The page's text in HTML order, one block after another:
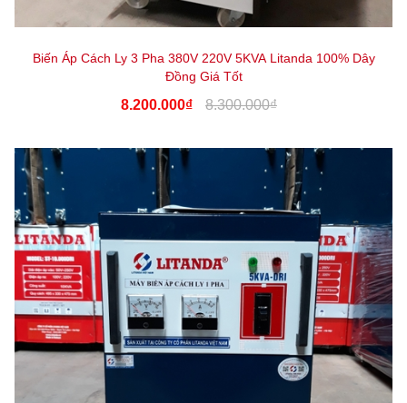
Biến Áp Cách Ly 3 Pha 380V 220V 5KVA Litanda 100% Dây
Đồng Giá Tốt
8.200.000₫ 8.300.000₫